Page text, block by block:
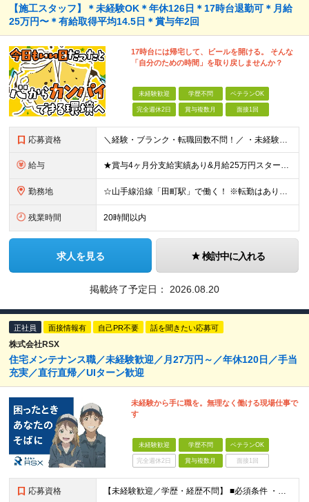
【施工スタッフ】＊未経験OK＊年休126日＊17時台退勤可＊月給
25万円〜＊有給取得平均14.5日＊賞与年2回
17時台には帰宅して、ビールを開ける。 そんな
「自分のための時間」を取り戻しませんか？
未経験歓迎 学歴不問 ベテランOK
完全週休2日 賞与複数月 面接1回
応募資格 ＼経験・ブランク・転職回数不問！／ ・未経験・正社員デビュー歓迎 ・学歴不問
給与 ★賞与4ヶ月分支給実績あり&月給25万円スタート！ ＜2024年度から3万円月給アップ！＞ 月給25万円～+諸手当+賞与年2回 ※上記金額に残業代は含みません。超過分は別途全額支給します。 ※試用
勤務地 ☆山手線沿線「田町駅」で働く！ ※転勤はありませんし勤務地は相談可能です！ 本社：東京都港区芝浦4丁目3番4号 田町きよたビル5F ※転勤はありません ※(変更の範囲)上記を除く当社関連勤務地
残業時間 20時間以内
求人を見る 検討中に入れる
掲載終了予定日： 2026.08.20
正社員 面接情報有 自己PR不要 話を聞きたい応募可
株式会社RSX
住宅メンテナンス職／未経験歓迎／月27万円～／年休120日／手当
充実／直行直帰／UIターン歓迎
未経験から手に職を。無理なく働ける現場仕事で
す
未経験歓迎 学歴不問 ベテランOK
完全週休2日 賞与複数月 面接1回
応募資格 【未経験歓迎／学歴・経歴不問】 ■必須条件 ・普通自動車免許（AT限定可）のみ 特別なスキルや経験は一切不要。 実際に、社員の9割以上が未経験スタートです。 「工具を触ったことがない」 「現場仕